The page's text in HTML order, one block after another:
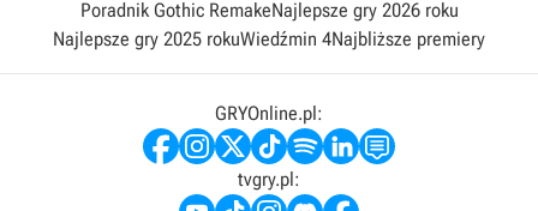
Poradnik Gothic RemakeNajlepsze gry 2026 roku
Najlepsze gry 2025 rokuWiedźmin 4Najbliższe premiery
GRYOnline.pl:
tvgry.pl: